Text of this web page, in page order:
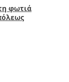
φωτιά